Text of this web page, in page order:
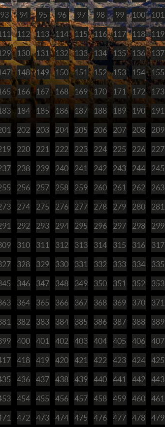
93 94 95 96 97 98 99 100 101
112 113 114 115 116 117 118 119
130 131 132 133 134 135 136 137
148 149 150 151 152 153 154 155
166 167 168 169 170 171 172 173
184 185 186 187 188 189 190 191
202 203 204 205 206 207 208 209
220 221 222 223 224 225 226 227
238 239 240 241 242 243 244 245
256 257 258 259 260 261 262 263
274 275 276 277 278 279 280 281
292 293 294 295 296 297 298 299
310 311 312 313 314 315 316 317
328 329 330 331 332 333 334 335
346 347 348 349 350 351 352 353
364 365 366 367 368 369 370 371
382 383 384 385 386 387 388 389
400 401 402 403 404 405 406 407
418 419 420 421 422 423 424 425
436 437 438 439 440 441 442 443
454 455 456 457 458 459 460 461
472 473 474 475 476 477 478 479